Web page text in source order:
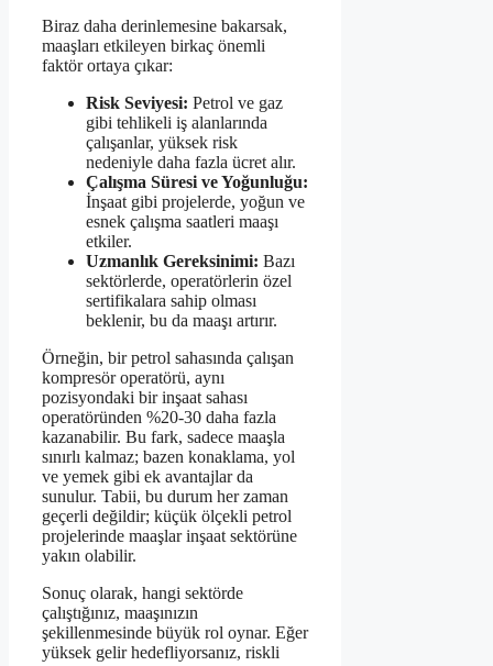
Biraz daha derinlemesine bakarsak,
maaşları etkileyen birkaç önemli
faktör ortaya çıkar:
Risk Seviyesi: Petrol ve gaz
gibi tehlikeli iş alanlarında
çalışanlar, yüksek risk
nedeniyle daha fazla ücret alır.
Çalışma Süresi ve Yoğunluğu:
İnşaat gibi projelerde, yoğun ve
esnek çalışma saatleri maaşı
etkiler.
Uzmanlık Gereksinimi: Bazı
sektörlerde, operatörlerin özel
sertifikalara sahip olması
beklenir, bu da maaşı artırır.
Örneğin, bir petrol sahasında çalışan
kompresör operatörü, aynı
pozisyondaki bir inşaat sahası
operatöründen %20-30 daha fazla
kazanabilir. Bu fark, sadece maaşla
sınırlı kalmaz; bazen konaklama, yol
ve yemek gibi ek avantajlar da
sunulur. Tabii, bu durum her zaman
geçerli değildir; küçük ölçekli petrol
projelerinde maaşlar inşaat sektörüne
yakın olabilir.
Sonuç olarak, hangi sektörde
çalıştığınız, maaşınızın
şekillenmesinde büyük rol oynar. Eğer
yüksek gelir hedefliyorsanız, riskli